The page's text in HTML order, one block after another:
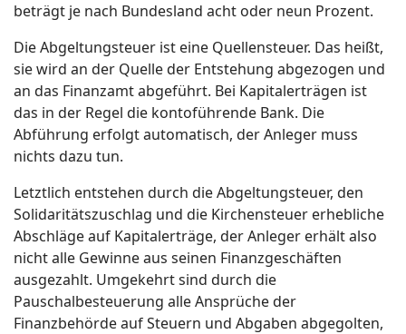
beträgt je nach Bundesland acht oder neun Prozent.
Die Abgeltungsteuer ist eine Quellensteuer. Das heißt,
sie wird an der Quelle der Entstehung abgezogen und
an das Finanzamt abgeführt. Bei Kapitalerträgen ist
das in der Regel die kontoführende Bank. Die
Abführung erfolgt automatisch, der Anleger muss
nichts dazu tun.
Letztlich entstehen durch die Abgeltungsteuer, den
Solidaritätszuschlag und die Kirchensteuer erhebliche
Abschläge auf Kapitalerträge, der Anleger erhält also
nicht alle Gewinne aus seinen Finanzgeschäften
ausgezahlt. Umgekehrt sind durch die
Pauschalbesteuerung alle Ansprüche der
Finanzbehörde auf Steuern und Abgaben abgegolten,